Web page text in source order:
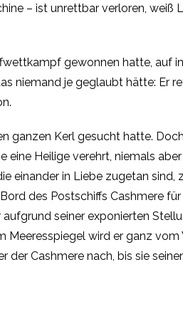
– ist unrettbar verloren, weiß
gewonnen hatte,
niemand je geglaubt hätte: Er
Kerl gesucht hatte.
Heilige verehrt, niemals
einander in Liebe zugetan sind,
des Postschiffs Cashmere
seiner exponierten
wird er ganz vom
Cashmere nach, bis sie